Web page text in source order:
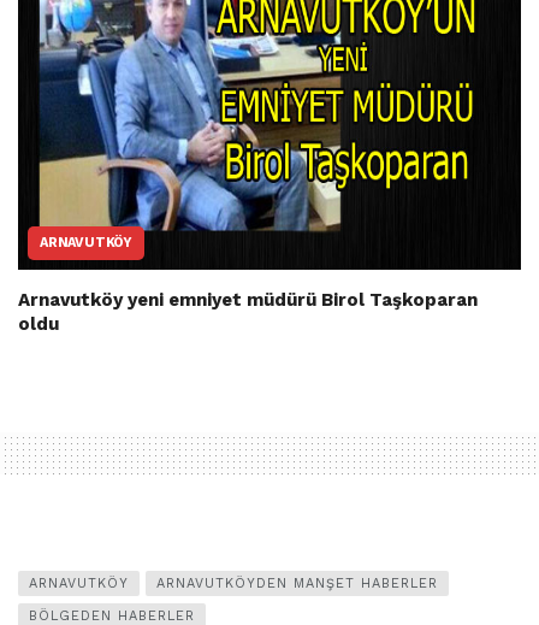
ARNAVUTKÖY
Arnavutköy yeni emniyet müdürü Birol Taşkoparan
oldu
ARNAVUTKÖY ARNAVUTKÖYDEN MANŞET HABERLER
BÖLGEDEN HABERLER